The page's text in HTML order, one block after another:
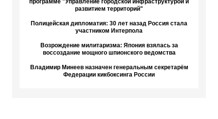
развитием территорий"
Полицейская дипломатия: 30 лет назад Россия стала
участником Интерпола
Возрождение милитаризма: Япония взялась за
воссоздание мощного шпионского ведомства
Владимир Минеев назначен генеральным секретарём
Федерации кикбоксинга России